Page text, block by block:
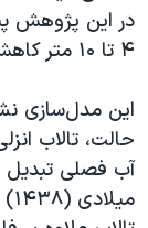
در این پژوهش
۴ تا ۱۰ متر کاهش یابد.
این مدل‌سازی
حالت، تالاب